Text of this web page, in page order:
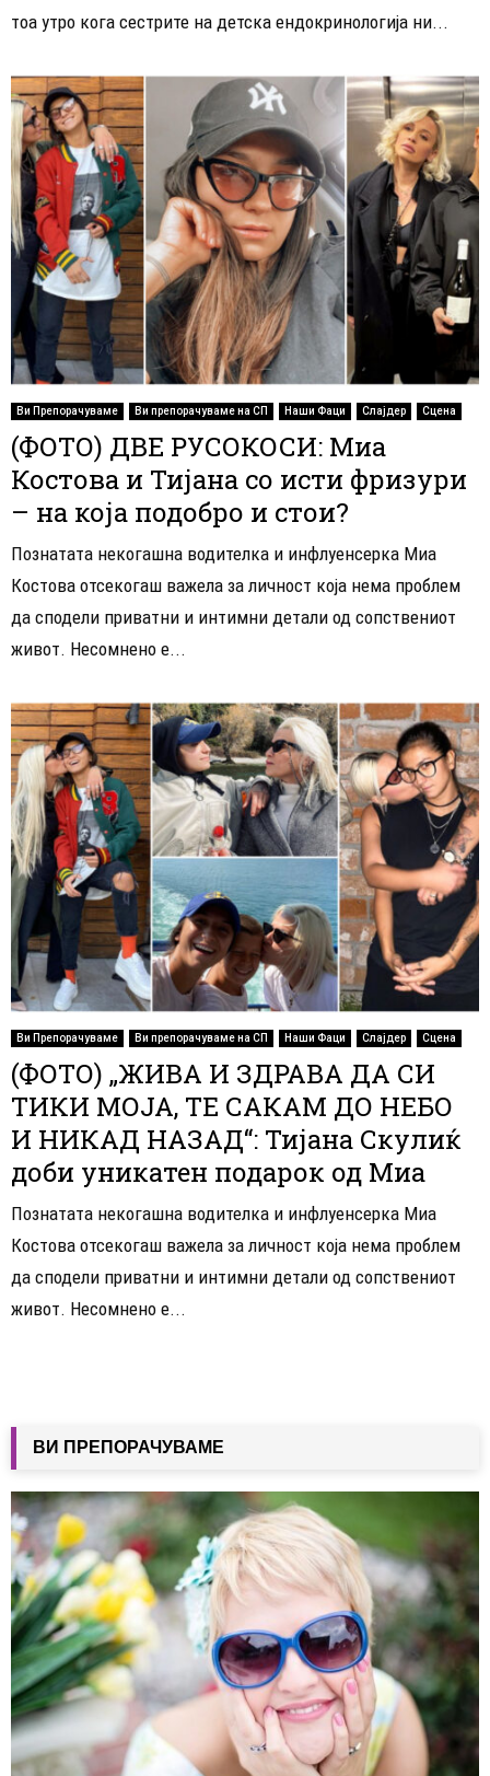
тоа утро кога сестрите на детска ендокринологија ни...
Ви Препорачуваме Ви препорачуваме на СП Наши Фаци Слајдер Сцена
(ФОТО) ДВЕ РУСОКОСИ: Миа
Костова и Тијана со исти фризури
– на која подобро и стои?
Познатата некогашна водителка и инфлуенсерка Миа
Костова отсекогаш важела за личност која нема проблем
да сподели приватни и интимни детали од сопствениот
живот. Несомнено е...
Ви Препорачуваме Ви препорачуваме на СП Наши Фаци Слајдер Сцена
(ФОТО) „ЖИВА И ЗДРАВА ДА СИ
ТИКИ МОЈА, ТЕ САКАМ ДО НЕБО
И НИКАД НАЗАД“: Тијана Скулиќ
доби уникатен подарок од Миа
Познатата некогашна водителка и инфлуенсерка Миа
Костова отсекогаш важела за личност која нема проблем
да сподели приватни и интимни детали од сопствениот
живот. Несомнено е...
ВИ ПРЕПОРАЧУВАМЕ